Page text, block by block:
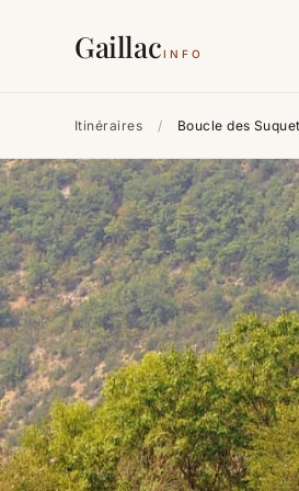
GaillacINFO
Itinéraires / Boucle des